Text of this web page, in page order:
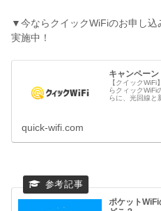
▼今ならクイックWiFiのお申し
実施中！
キャンペー
【クイック
らクィックWiFi
らに、光回線と
quick-wifi.com
ポケット